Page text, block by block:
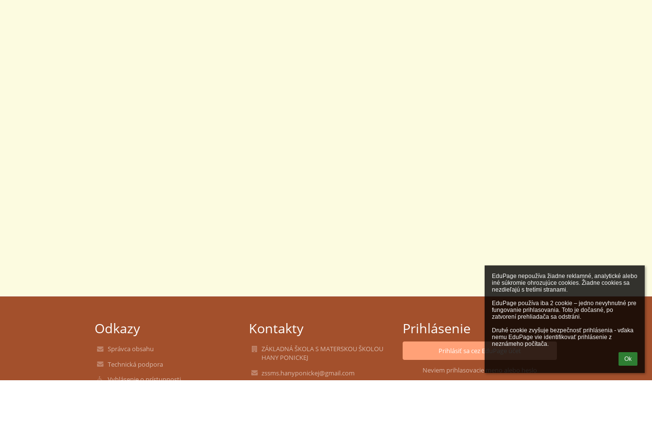
EduPage nepoužíva žiadne reklamné, analytické alebo
iné súkromie ohrozujúce cookies. Žiadne cookies sa
nezdieľajú s tretími stranami.
EduPage používa iba 2 cookie – jedno nevyhnutné pre
fungovanie prihlasovania. Toto je dočasné, po
zatvorení prehliadača sa odstráni.
Druhé cookie zvyšuje bezpečnosť prihlásenia - vďaka
nemu EduPage vie identifikovať prihlásenie z
neznámeho počítača.
Ok
Odkazy
Správca obsahu
Technická podpora
Vyhlásenie o prístupnosti
Kontakty
ZÁKLADNÁ ŠKOLA S MATERSKOU ŠKOLOU
HANY PONICKEJ
zssms.hanyponickej@gmail.com
Prihlásenie
Prihlásiť sa cez EduPage účet
Neviem prihlasovacie meno alebo heslo